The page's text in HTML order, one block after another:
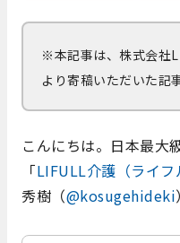
※本記事は、株式会社
より寄稿いただいた記
こんにちは。日本最大
「LIFULL介護（ライフ
秀樹（@kosugehideki